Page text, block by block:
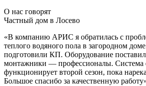
О нас говорят
Частный дом в Лосево
«В компанию АРИС я обратилась с
теплого водяного пола в загородном
подготовили КП. Оборудование
монтажники — профессионалы. Система
функционирует второй сезон, пока
Большое спасибо за качественную